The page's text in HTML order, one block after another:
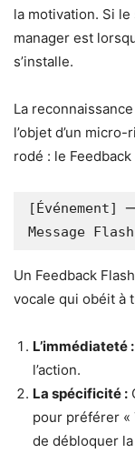
la motivation. Si
manager est
s’installe.
La
l’objet d’un
rodé : le Feedback
[Événement]
Un Feedback
vocale qui obéit à
L’immédiateté :
l’action.
La spécificité :
pour préférer «
de débloquer